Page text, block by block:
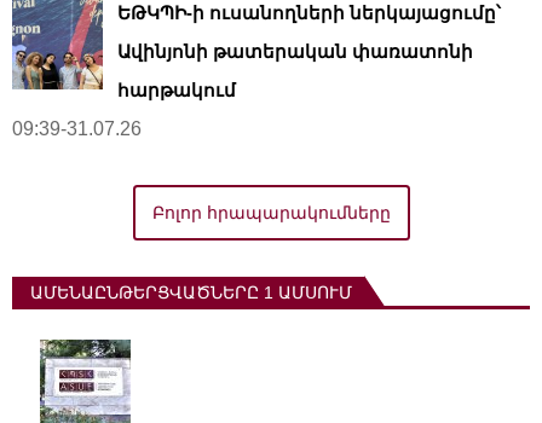
ԵԹԿՊԻ-ի ուսանողների ներկայացումը՝
Ավինյոնի թատերական փառատոնի
հարթակում
09:39-31.07.26
Բոլոր հրապարակումները
ԱՄԵՆԱԸՆԹԵՐՑՎԱԾՆԵՐԸ 1 ԱՄՍՈՒՄ